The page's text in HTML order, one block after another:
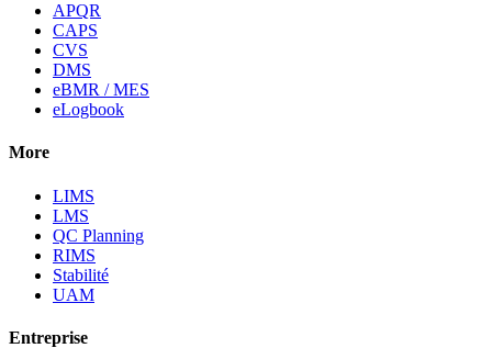
APQR
CAPS
CVS
DMS
eBMR / MES
eLogbook
More
LIMS
LMS
QC Planning
RIMS
Stabilité
UAM
Entreprise